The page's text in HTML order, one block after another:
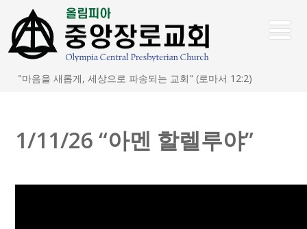
"마음을 새롭게, 세상으로 파송되는 교회" (로마서 12:2)
1/11/26 “아멘 할렐루야”